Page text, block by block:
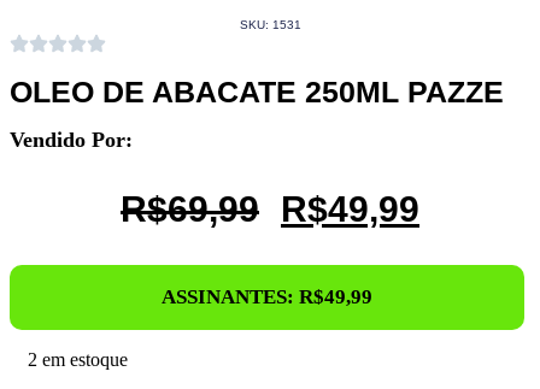
SKU: 1531
OLEO DE ABACATE 250ML PAZZE
Vendido Por:
R$69,99
O
Original
Era:
R$49,99
É:
ASSINANTES:R$49,99
2 em estoque